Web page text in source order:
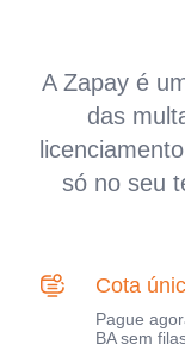
A Zapay é
das
só no seu
Cota
Pague
BA sem